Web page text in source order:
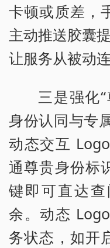
卡顿或质差，
主动推送胶囊
让服务从被动
三是强化
身份认同与专
动态交互
通尊贵身份标
键即可直达
余。动态
务状态，如开